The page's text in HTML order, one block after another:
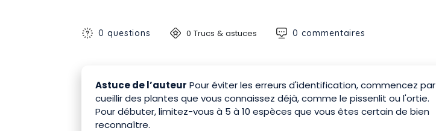
0 questions 0 Trucs & astuces 0 commentaires
Astuce de l’auteur Pour éviter les erreurs d'identification, commencez par
cueillir des plantes que vous connaissez déjà, comme le pissenlit ou l'ortie.
Pour débuter, limitez-vous à 5 à 10 espèces que vous êtes certain de bien
reconnaître.